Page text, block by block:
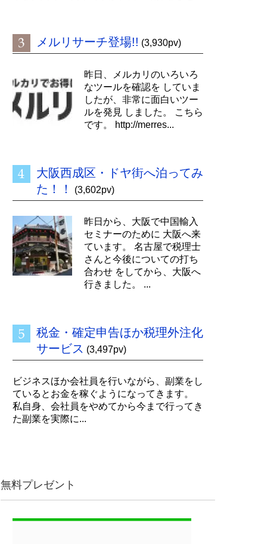
メルリサーチ登場!! (3,930pv)
昨日、メルカリのいろいろ
なツールを確認を していま
したが、非常に面白いツー
ルを発見 しました。 こちら
です。 http://merres...
大阪西成区・ドヤ街へ泊ってみ
た！！
(3,602pv)
昨日から、大阪で中国輸入
セミナーのために 大阪へ来
ています。 名古屋で税理士
さんと今後についての打ち
合わせ をしてから、大阪へ
行きました。 ...
税金・確定申告ほか税理外注化
サービス (3,497pv)
ビジネスほか会社員を行いながら、副業をし
ているとお金を稼ぐようになってきます。
私自身、会社員をやめてから今まで行ってき
た副業を実際に...
無料プレゼント